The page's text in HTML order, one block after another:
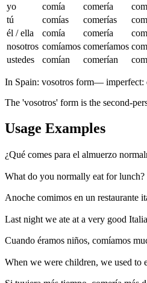
yo
comía comería
tú
comías comerías
él / ella
comía comería
nosotros comíamos comeríamos
ustedes
comían comerían
In Spain: vosotros form— imperfect:
The 'vosotros' form is the second-
Usage Examples
¿Qué comes para el almuerzo
What do you normally eat for lunch?
Anoche comimos en un restaurante
Last night we ate at a very good
Cuando éramos niños, comíamos
When we were children, we used to